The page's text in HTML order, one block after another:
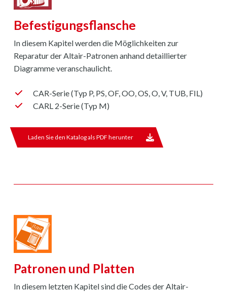
Befestigungsflansche
In diesem Kapitel werden die Möglichkeiten zur
Reparatur der Altair-Patronen anhand detaillierter
Diagramme veranschaulicht.
CAR-Serie (Typ P, PS, OF, OO, OS, O, V, TUB, FIL)
CARL 2-Serie (Typ M)
Laden Sie den Katalog als PDF herunter
Patronen und Platten
In diesem letzten Kapitel sind die Codes der Altair-